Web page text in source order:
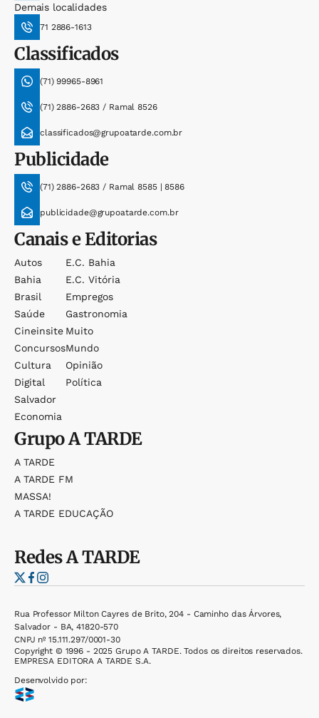
Demais localidades
71 2886-1613
Classificados
(71) 99965-8961
(71) 2886-2683 / Ramal 8526
classificados@grupoatarde.com.br
Publicidade
(71) 2886-2683 / Ramal 8585 | 8586
publicidade@grupoatarde.com.br
Canais e Editorias
Autos
Bahia
Brasil
Saúde
Cineinsite
Concursos
Cultura
Digital
Salvador
Economia
E.c. Bahia
E.c. Vitória
Empregos
Gastronomia
Muito
Mundo
Opinião
Política
GrupoA TARDE
A TARDE
A TARDE FM
MASSA!
A TARDE EDUCAÇÃO
RedesA TARDE
Rua Professor Milton Cayres de Brito, 204 - Caminho das Árvores,
Salvador - BA, 41820-570
CNPJ nº 15.111.297/0001-30
Copyright © 1996 - 2025 Grupo A TARDE. Todos os direitos reservados.
EMPRESA EDITORA A TARDE S.A.
Desenvolvido por: